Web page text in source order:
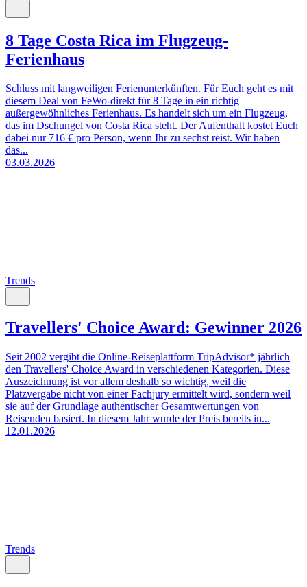
8 Tage Costa Rica im Flugzeug-
Ferienhaus
Schluss mit langweiligen Ferienunterkünften. Für Euch geht es mit
diesem Deal von FeWo-direkt für 8 Tage in ein richtig
außergewöhnliches Ferienhaus. Es handelt sich um ein Flugzeug,
das im Dschungel von Costa Rica steht. Der Aufenthalt kostet Euch
dabei nur 716 € pro Person, wenn Ihr zu sechst reist. Wir haben
das...
03.03.2026
Trends
Travellers' Choice Award: Gewinner 2026
Seit 2002 vergibt die Online-Reiseplattform TripAdvisor* jährlich
den Travellers' Choice Award in verschiedenen Kategorien. Diese
Auszeichnung ist vor allem deshalb so wichtig, weil die
Platzvergabe nicht von einer Fachjury ermittelt wird, sondern weil
sie auf der Grundlage authentischer Gesamtwertungen von
Reisenden basiert. In diesem Jahr wurde der Preis bereits in...
12.01.2026
Trends